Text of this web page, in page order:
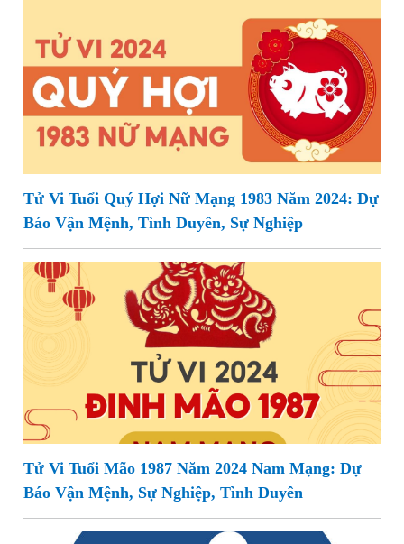
Tử Vi Tuổi Quý Hợi Nữ Mạng 1983 Năm 2024: Dự
Báo Vận Mệnh, Tình Duyên, Sự Nghiệp
Tử Vi Tuổi Mão 1987 Năm 2024 Nam Mạng: Dự
Báo Vận Mệnh, Sự Nghiệp, Tình Duyên